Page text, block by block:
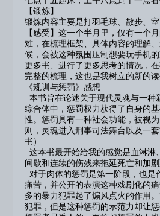
【锻炼】
锻炼内容主要是打羽毛球、散步、
【感受】这一个半月里，仅有一个
难，在梳理框架、具体内容的理解
候，会被这种氛围压制想要玩手机
更多书、进行了更多思考的情况，
完整的梳理，这也是我树立的新的
《规训与惩罚》感想
本书旨在论述关于现代灵魂与一
综合体中，惩罚权力获得了自身的
性。惩罚具有一种社会功能，被视
则，灵魂进入刑事司法舞台以及一
书）
这本书最开始给我的感觉是血淋
间歇和连续的伤残来拖延死亡和加
对于肉体的惩罚是第一阶段，也
痛苦，并公开的表演这种戏剧化的
多的暴力犯罪起了煽风点火的作用
犯罪，但是这种惩罚的示范力却让